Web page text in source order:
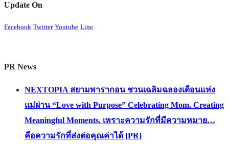
Update On
Facebook Twitter Youtube Line
PR News
NEXTOPIA สยามพารากอน ชวนเฉลิมฉลองเดือนแห่ง
แม่ผ่าน “Love with Purpose” Celebrating Mom. Creating
Meaningful Moments. เพราะความรักที่มีความหมาย…
คือความรักที่ส่งต่อคุณค่าได้ [PR]